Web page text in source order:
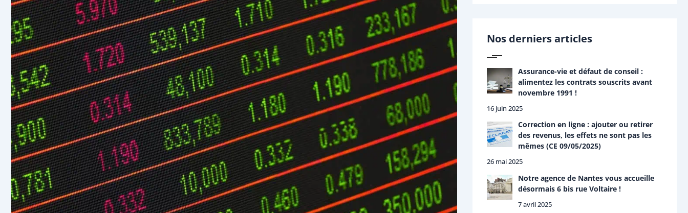
c
e
r
:
Nos derniers articles
Assurance-vie et défaut de conseil :
alimentez les contrats souscrits avant
novembre 1991 !
16 juin 2025
Correction en ligne : ajouter ou retirer
des revenus, les effets ne sont pas les
mêmes (CE 09/05/2025)
26 mai 2025
Notre agence de Nantes vous accueille
désormais 6 bis rue Voltaire !
7 avril 2025